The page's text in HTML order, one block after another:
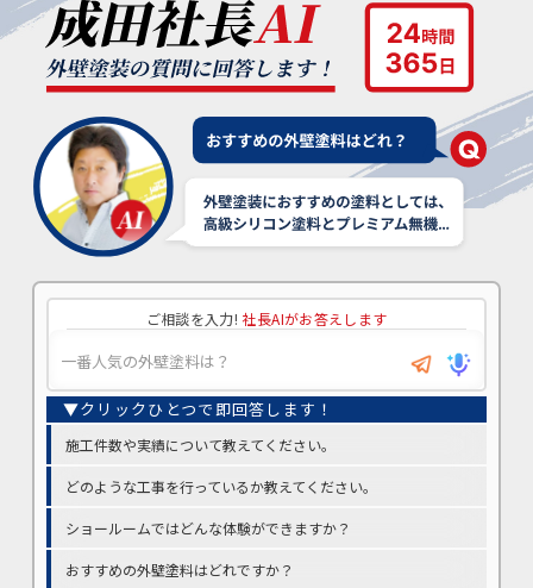
ご相談を入力! 社長AIがお答えします
施工件数や実績について教えてください。
どのような工事を行っているか教えてください。
ショールームではどんな体験ができますか？
おすすめの外壁塗料はどれですか？